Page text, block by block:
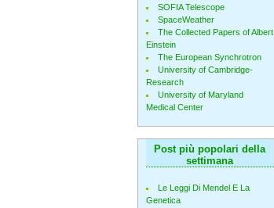
SOFIA Telescope
SpaceWeather
The Collected Papers of Albert
Einstein
The European Synchrotron
University of Cambridge-
Research
University of Maryland
Medical Center
Post più popolari della
settimana
Le Leggi Di Mendel E La
Genetica